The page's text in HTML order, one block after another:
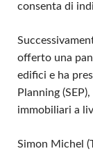
consenta di
offerto una
edifici e ha
Planning
immobiliari a
Simon Michel